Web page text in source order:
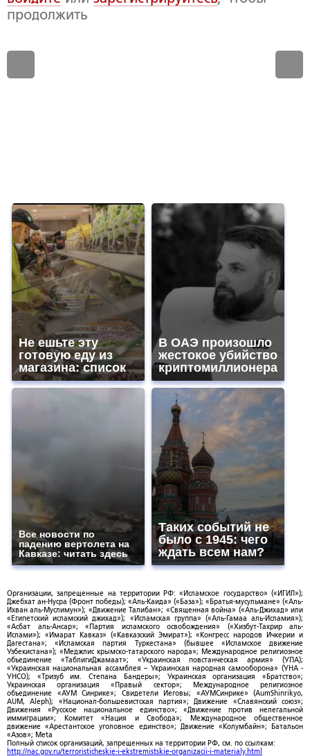
продолжить
Не ешьте эту
готовую еду из
магазина: список
В ОАЭ произошло
жестокое убийство
криптомиллионера
Все новости по
падению вертолета на
Кавказе: читать здесь
Таких событий не
было с 1945: чего
ждать всем нам?
Организации, запрещенные на территории РФ: «Исламское государство» («ИГИЛ»);
Джебхат ан-Нусра (Фронт победы); «Аль-Каида» («База»); «Братья-мусульмане» («Аль-
Ихван аль-Муслимун»); «Движение Талибан»; «Священная война» («Аль-Джихад» или
«Египетский исламский джихад»); «Исламская группа» («Аль-Гамаа аль-Исламия»);
«Асбат аль-Ансар»; «Партия исламского освобождения» («Хизбут-Тахрир аль-
Ислами»); «Имарат Кавказ» («Кавказский Эмират»); «Конгресс народов Ичкерии и
Дагестана»; «Исламская партия Туркестана» (бывшее «Исламское движение
Узбекистана»); «Меджлис крымско-татарского народа»; Международное религиозное
объединение «ТаблигиДжамаат»; «Украинская повстанческая армия» (УПА);
«Украинская национальная ассамблея – Украинская народная самооборона» (УНА -
УНСО); «Тризуб им. Степана Бандеры»; Украинская организация «Братство»;
Украинская организация «Правый сектор»; Международное религиозное
объединение «АУМ Синрике»; Свидетели Иеговы; «АУМСинрике» (AumShinrikyo,
AUM, Aleph); «Национал-большевистская партия»; Движение «Славянский союз»;
Движения «Русское национальное единство»; «Движение против нелегальной
иммиграции»; Комитет «Нация и Свобода»; Международное общественное
движение «Арестантское уголовное единство»; Движение «Колумбайн»; Батальон
«Азов»; Meta
Полный список организаций, запрещенных на территории РФ, см. по ссылкам:
http://nac.gov.ru/terroristicheskie-i-ekstremistskie-organizacii-i-materialy.html